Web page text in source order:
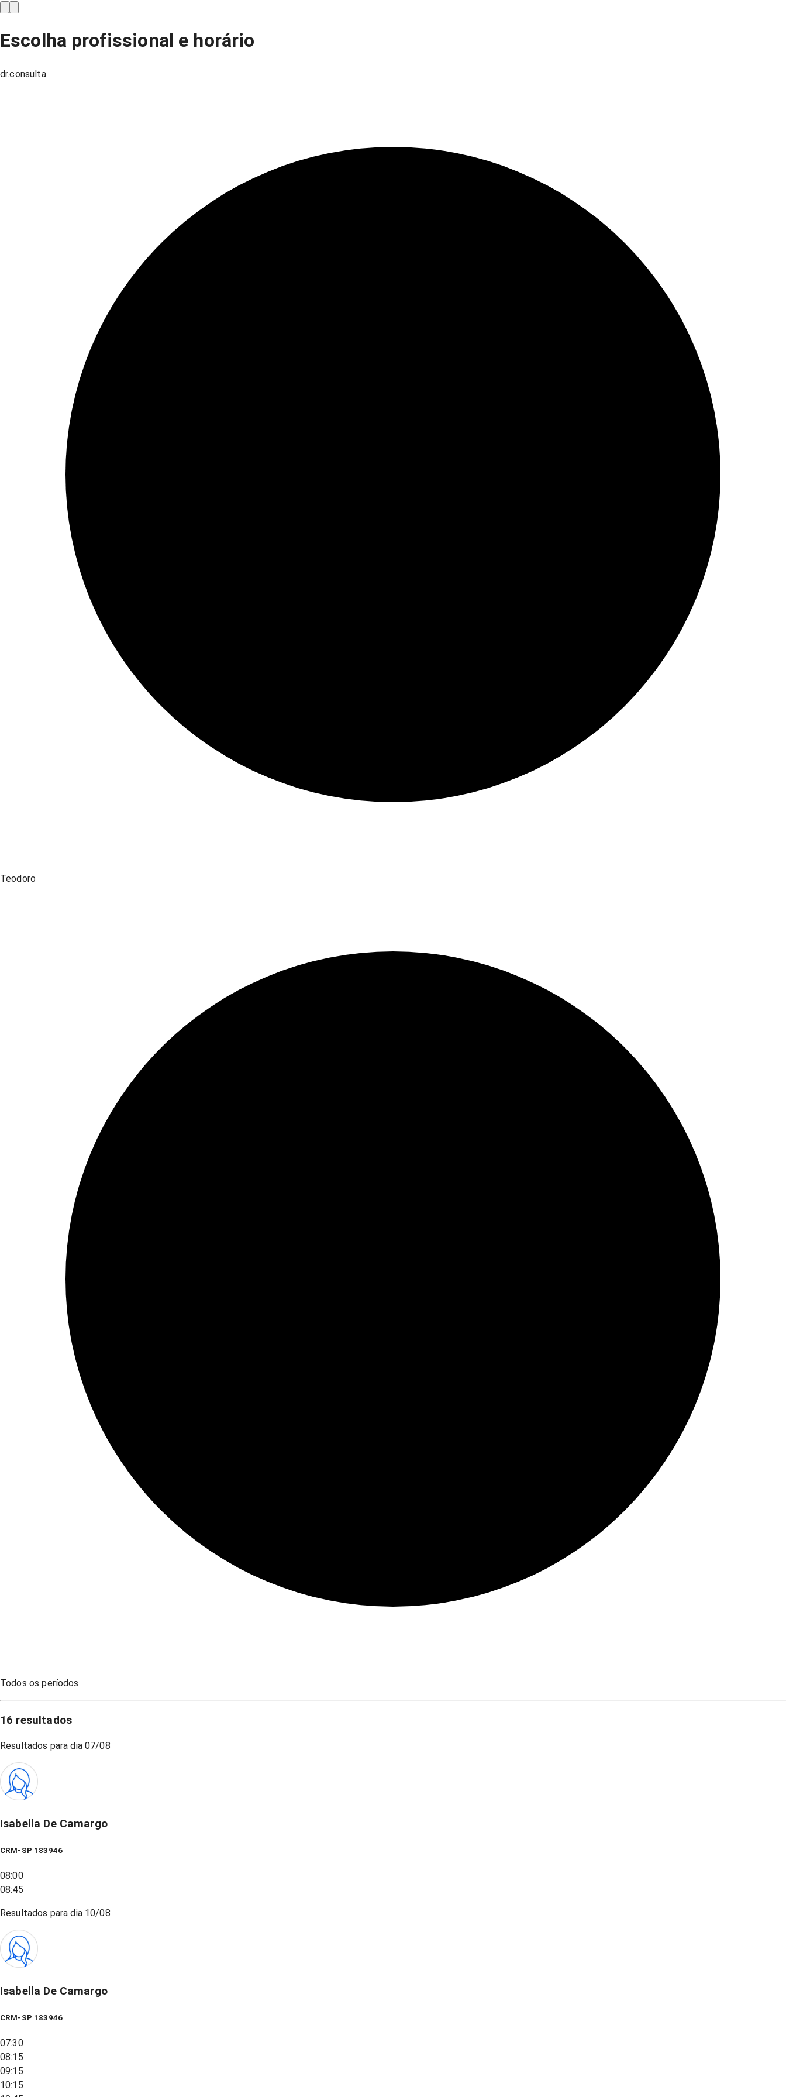
Escolha profissional e horário
dr.consulta
Teodoro
Todos os períodos
16 resultados
Resultados para dia07/08
Isabella De Camargo
CRM-SP 183946
08:00
08:45
Resultados para dia 10/08
Isabella De Camargo
CRM-SP 183946
07:30
08:15
09:15
10:15